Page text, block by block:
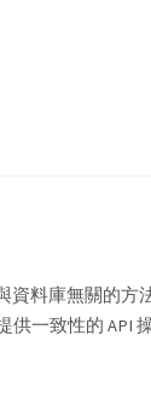
資料庫無關的方
一致性的 API 操